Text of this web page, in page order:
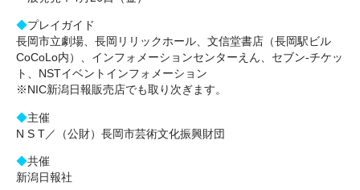
◆プレイガイド
長岡市立劇場、長岡リリックホール、文信堂書店（長岡駅ビル
CoCoLo内）、インフォメーションセンターえん、セブン-チケッ
ト、NSTイベントインフォメーション
※NIC新潟日報販売店でも取り次ぎます。
◆主催
N S T／（公財）長岡市芸術文化振興財団
◆共催
新潟日報社